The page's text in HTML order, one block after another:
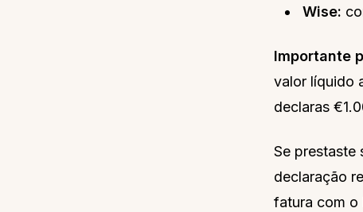
Wise:
Importante
valor líquido
declaras
Se prestaste
declaração
fatura com o